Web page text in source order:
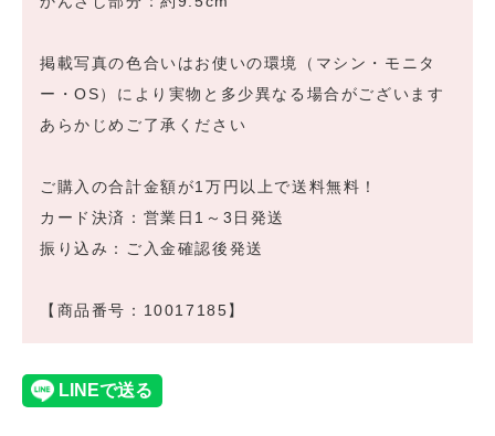
掲載写真の色合いはお使いの環境（マシン・モニタ
ー・OS）により実物と多少異なる場合がございます
あらかじめご了承ください
ご購入の合計金額が1万円以上で送料無料！
カード決済：営業日1～3日発送
振り込み：ご入金確認後発送
【商品番号：10017185】